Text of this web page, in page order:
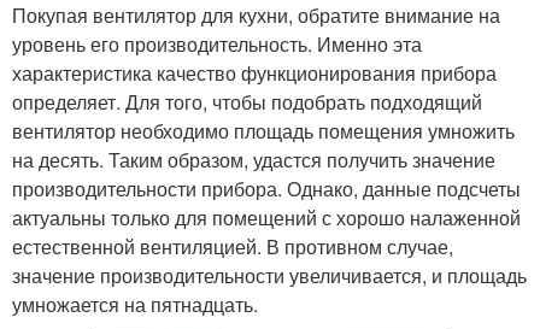
Покупая вентилятор для кухни, обратите внимание на
уровень его производительность. Именно эта
характеристика качество функционирования прибора
определяет. Для того, чтобы подобрать подходящий
вентилятор необходимо площадь помещения умножить
на десять. Таким образом, удастся получить значение
производительности прибора. Однако, данные подсчеты
актуальны только для помещений с хорошо налаженной
естественной вентиляцией. В противном случае,
значение производительности увеличивается, и площадь
умножается на пятнадцать.